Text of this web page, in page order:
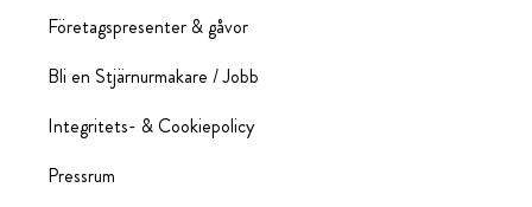
Företagspresenter & gåvor
Bli en Stjärnurmakare / Jobb
Integritets- & Cookiepolicy
Pressrum